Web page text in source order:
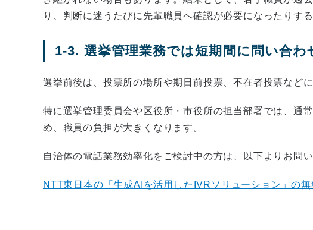
り、判断に迷うたびに先輩職員へ確認が必要になったりす
1-3. 選挙管理業務では短期間に問い合わ
選挙前後は、投票所の場所や期日前投票、不在者投票など
特に選挙管理委員会や区役所・市役所の担当部署では、通
め、職員の負担が大きくなります。
自治体の電話業務効率化をご検討中の方は、以下よりお問
NTT東日本の「生成AIを活用したIVRソリューション」の